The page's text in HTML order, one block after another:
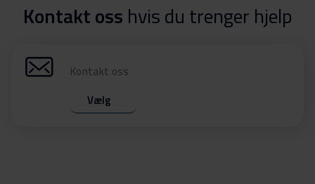
Kontakt oss hvis du trenger hjelp
Kontakt oss
Vælg